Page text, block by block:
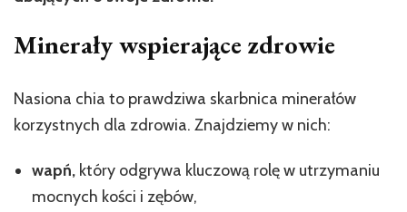
Minerały wspierające zdrowie
Nasiona chia to prawdziwa skarbnica minerałów
korzystnych dla zdrowia. Znajdziemy w nich:
wapń, który odgrywa kluczową rolę w utrzymaniu
mocnych kości i zębów,